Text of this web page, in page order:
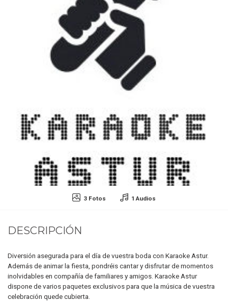
3 Fotos 1 Audios
DESCRIPCIÓN
Diversión asegurada para el día de vuestra boda con Karaoke Astur.
Además de animar la fiesta, pondréis cantar y disfrutar de momentos
inolvidables en compañía de familiares y amigos. Karaoke Astur
dispone de varios paquetes exclusivos para que la música de vuestra
celebración quede cubierta.